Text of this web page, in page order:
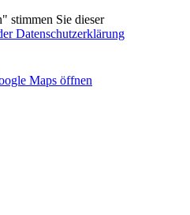
stimmen Sie dieser
Datenschutzerklärung
Maps öffnen